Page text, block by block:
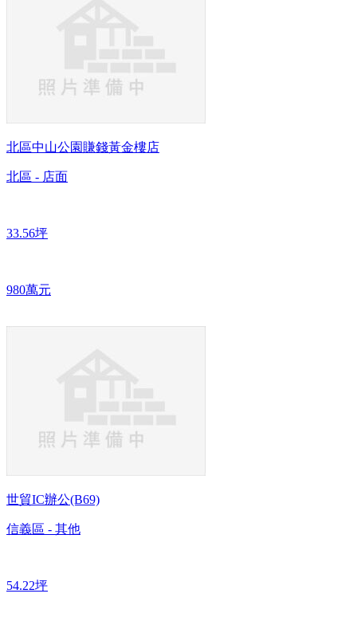
北區中山公園賺錢黃金樓店
北區 - 店面
33.56坪
980萬元
世貿IC辦公(B69)
信義區 - 其他
54.22坪